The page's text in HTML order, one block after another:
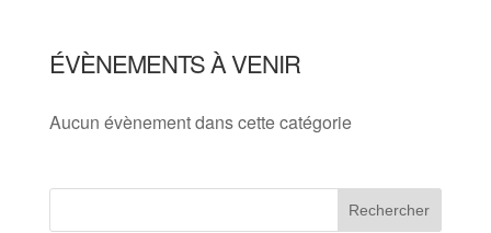
ÉVÈNEMENTS À VENIR
Aucun évènement dans cette catégorie
Rechercher